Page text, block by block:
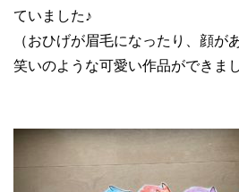
ていました♪
（おひげが眉毛になったり、顔が
笑いのような可愛い作品ができま